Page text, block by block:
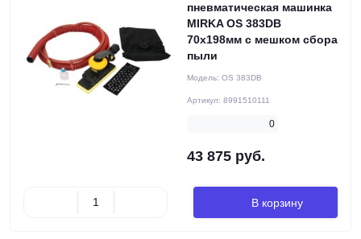
пневматическая машинка
MIRKA OS 383DB
70х198мм с мешком сбора
пыли
Модель: OS 383DB
Артикул: 8991510111
0
43 875 руб.
В корзину